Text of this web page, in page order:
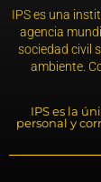
IPS es una
agencia
sociedad civil
ambiente.
IPS es la
personal y